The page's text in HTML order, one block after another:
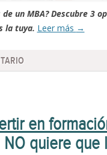
un MBA? Descubre 3
la tuya. Leer más →
en
quiere que